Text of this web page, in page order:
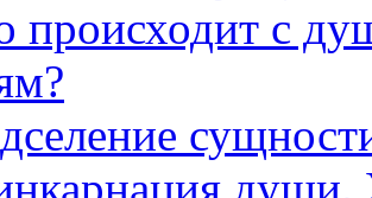
происходит с